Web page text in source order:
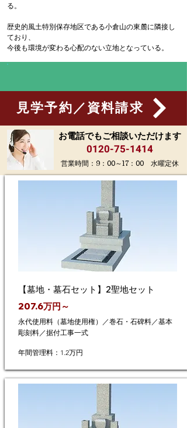
る。
歴史的風土特別保存地区である小倉山の東麓に隣接し
ており、
今後も環境が変わる心配のない立地となっている。
見学予約／資料請求
お電話でもご相談いただけます
0120-75-1414
営業時間：9：00～17：00 水曜定休
【墓地・墓石セット】2聖地セット
207.6万円～
永代使用料（墓地使用権）／巻石・石碑料／基本
彫刻料／据付工事一式
年間管理料：1.2万円